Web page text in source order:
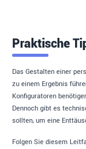
Praktische
Das Gestalten einer
zu einem Ergebnis
Konfiguratoren
Dennoch gibt es
sollten, um eine
Folgen Sie diesem